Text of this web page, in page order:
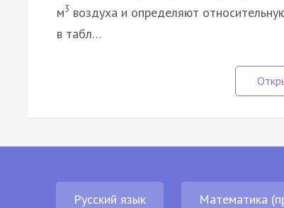
м3 воздуха и определяют
в табл…
Русский язык Математика